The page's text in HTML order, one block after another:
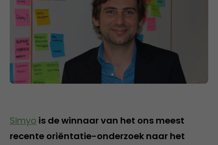
Simyo is de winnaar van het ons meest
recente oriëntatie-onderzoek naar het